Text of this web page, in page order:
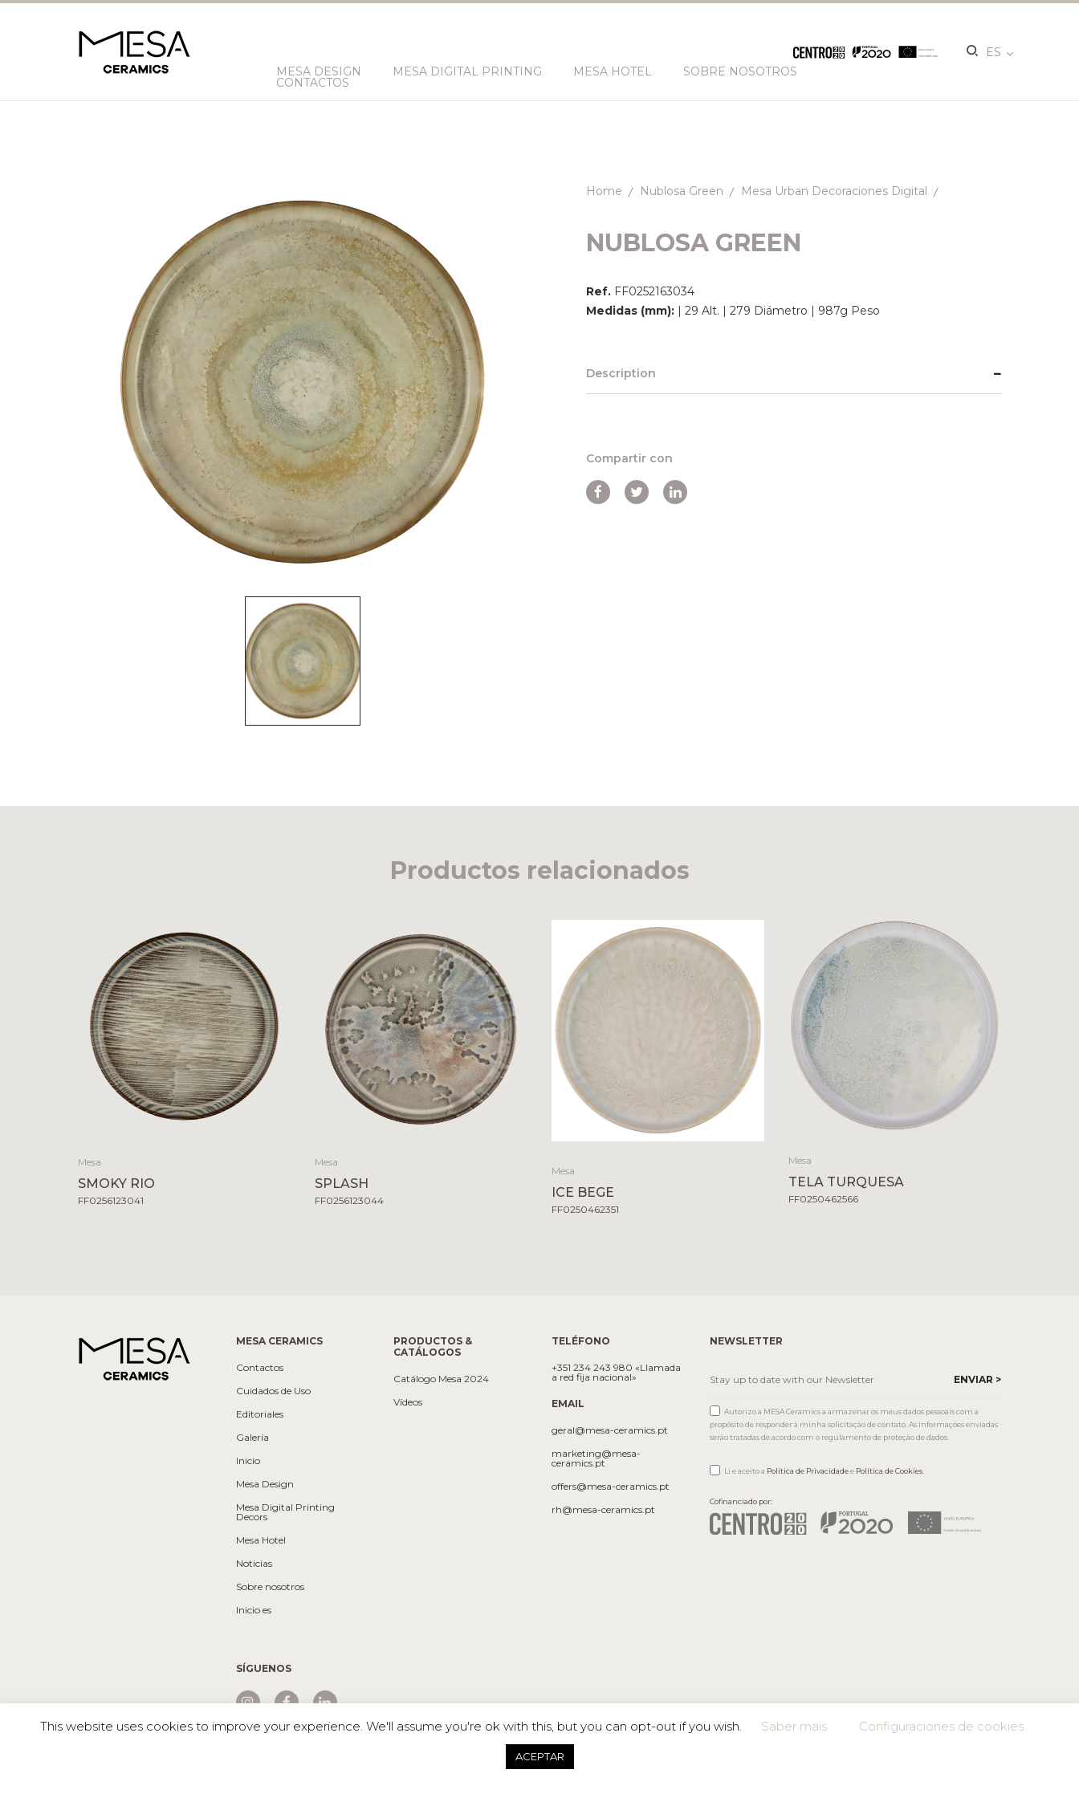
MESA DESIGN MESA DIGITAL PRINTING MESA HOTEL SOBRE NOSOTROS
CONTACTOS
ES
Home Nublosa Green Mesa Urban Decoraciones Digital
NUBLOSA GREEN
Ref. FF0252163034
Medidas (mm): | 29 Alt. | 279 Diámetro | 987g Peso
Description
Compartir con
Productos relacionados
Mesa
SMOKY RIO
FF0256123041
Mesa
SPLASH
FF0256123044
Mesa
ICE BEGE
FF0250462351
Mesa
TELA TURQUESA
FF0250462566
MESA CERAMICS
Contactos
Cuidados de Uso
Editoriales
Galería
Inicio
Mesa Design
Mesa Digital Printing
Decors
Mesa Hotel
Noticias
Sobre nosotros
Inicio es
SÍGUENOS
PRODUCTOS &
CATÁLOGOS
Catálogo Mesa 2024
Vídeos
TELÉFONO
+351 234 243 980 «Llamada
a red fija nacional»
EMAIL
geral@mesa-ceramics.pt
marketing@mesa-
ceramics.pt
offers@mesa-ceramics.pt
rh@mesa-ceramics.pt
NEWSLETTER
Autorizo a MESA Ceramics a armazenar os meus dados pessoais com a
propósito de responder à minha solicitação de contato. As informações enviadas
serão tratadas de acordo com o regulamento de proteção de dados.
Li e aceito a Política de Privacidadee Política de Cookies.
Cofinanciado por:
This website uses cookies to improve your experience. We'll assume you're ok with this, but you can opt-out if you wish. Saber mais Configuraciones de cookies
ACEPTAR